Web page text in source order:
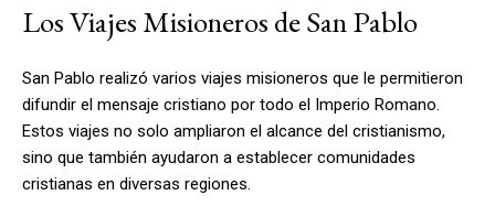
Los Viajes Misioneros de San Pablo
San Pablo realizó varios viajes misioneros que le permitieron
difundir el mensaje cristiano por todo el Imperio Romano.
Estos viajes no solo ampliaron el alcance del cristianismo,
sino que también ayudaron a establecer comunidades
cristianas en diversas regiones.